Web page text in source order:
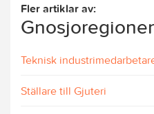
Fler artiklar av:
Teknisk
Ställare till Gjuteri